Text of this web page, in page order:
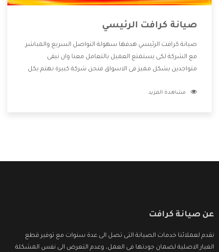
صيانة كرافت الرئيسي
صيانة كرافت الرئيسي هدفها سهولة التواصل السريع والمباشر
مع الشركة لكى يستمتع العميل بالتعامل معنا وان نبقى
متواجدين بشكل مميز فى الاسواق فنحن شركة كبيرة نهتم بكل
الشركة بها والتى تكون منها خدمة الصيانة التى تكون من أهم
مشاهدة المزيد
عن صيانة كرافت
نقدم لعملائنا خدمات الصيانة التى تصل الى عدة سنوات مع توفير قطع
الغيار الاصلية لضمان جودتها فى العمل، وعدم التعرض الى نفس المشكلة